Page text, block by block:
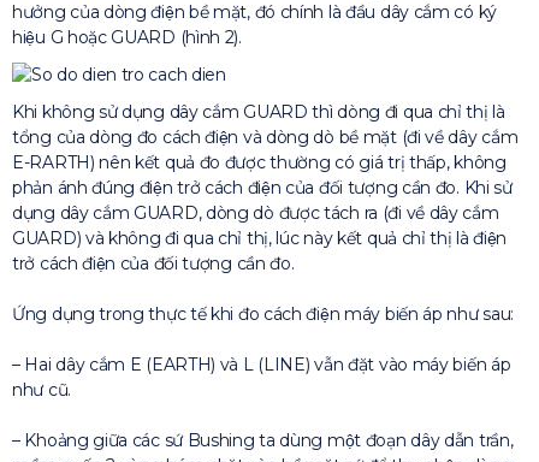
hưởng của dòng điện bề mặt, đó chính là đầu dây cắm có ký
hiệu G hoặc GUARD (hình 2).
Khi không sử dụng dây cắm GUARD thì dòng đi qua chỉ thị là
tổng của dòng đo cách điện và dòng dò bề mặt (đi về dây cắm
E-RARTH) nên kết quả đo được thường có giá trị thấp, không
phản ánh đúng điện trở cách điện của đối tượng cần đo. Khi sử
dụng dây cắm GUARD, dòng dò được tách ra (đi về dây cắm
GUARD) và không đi qua chỉ thị, lúc này kết quả chỉ thị là điện
trở cách điện của đối tượng cần đo.
Ứng dụng trong thực tế khi đo cách điện máy biến áp như sau:
– Hai dây cắm E (EARTH) và L (LINE) vẫn đặt vào máy biến áp
như cũ.
– Khoảng giữa các sứ Bushing ta dùng một đoạn dây dẫn trần,